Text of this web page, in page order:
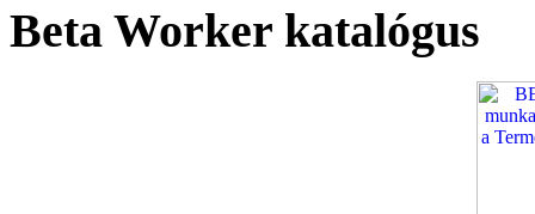
Beta Worker katalógus